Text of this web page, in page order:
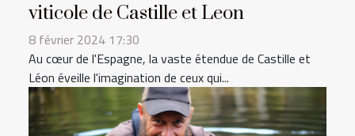
viticole de Castille et Leon
8 février 2024 17:30
Au cœur de l'Espagne, la vaste étendue de Castille et
Léon éveille l'imagination de ceux qui...